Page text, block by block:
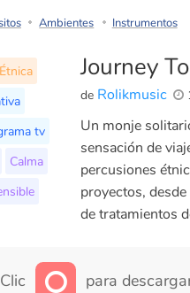
Ambientes Instrumentos
Journey
de Rolikmusic
Étnica
tv
Calma
Un monje
sensación de
percusiones
proyectos,
de tratamientos
Clic para